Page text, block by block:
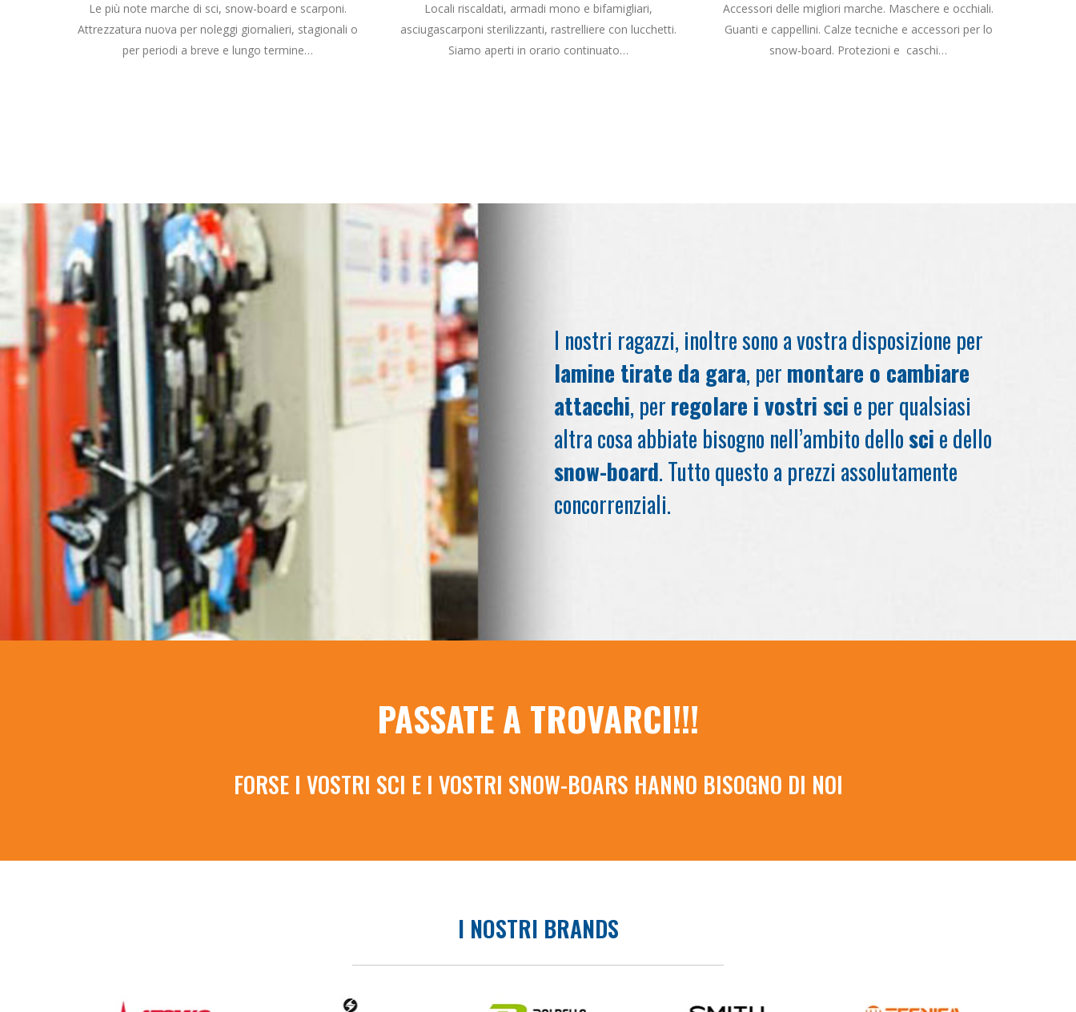
Le più note marche di sci, snow-board e scarponi.
Attrezzatura nuova per noleggi giornalieri, stagionali o
per periodi a breve e lungo termine…
Locali riscaldati, armadi mono e bifamigliari,
asciugascarponi sterilizzanti, rastrelliere con lucchetti.
Siamo aperti in orario continuato…
Accessori delle migliori marche. Maschere e occhiali.
Guanti e cappellini. Calze tecniche e accessori per lo
snow-board. Protezioni e caschi…
I nostri ragazzi, inoltre sono a vostra disposizione per
lamine tirate da gara, permontare o cambiare
attacchi, perregolare i vostri scie per qualsiasi
altra cosa abbiate bisogno nell’ambito delloscie dello
snow-board. Tutto questo a prezzi assolutamente
concorrenziali.
PASSATE A TROVARCI!!!
FORSE I VOSTRI SCI E I VOSTRI SNOW-BOARS HANNO BISOGNO DI NOI
I NOSTRI BRANDS